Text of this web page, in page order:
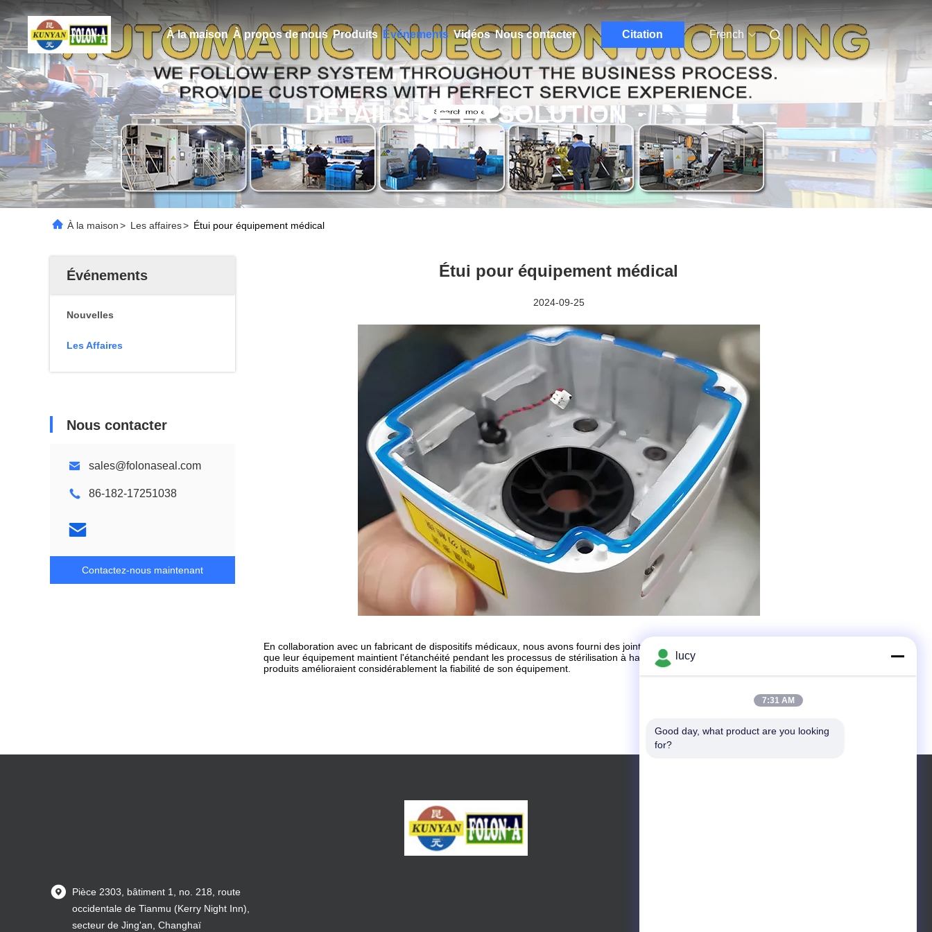
À la maison À propos de nous Produits Événements Vidéos Nous contacter Citation French
DÉTAILS DE LA SOLUTION
À la maison> Les affaires> Étui pour équipement médical
Événements
Nouvelles
Les Affaires
Nous contacter
sales@folonaseal.com
86-182-17251038
Contactez-nous maintenant
Étui pour équipement médical
2024-09-25
En collaboration avec un fabricant de dispositifs médicaux, nous avons fourni des joints spécialisés à haute température pour assurer
que leur équipement maintient l'étanchéité pendant les processus de stérilisation à haute température.Le client a signalé que nos
produits amélioraient considérablement la fiabilité de son équipement.
Pièce 2303, bâtiment 1, no. 218, route
occidentale de Tianmu (Kerry Night Inn),
secteur de Jing'an, Changhaï
lucy
7:31 AM
Good day, what product are you looking
for?